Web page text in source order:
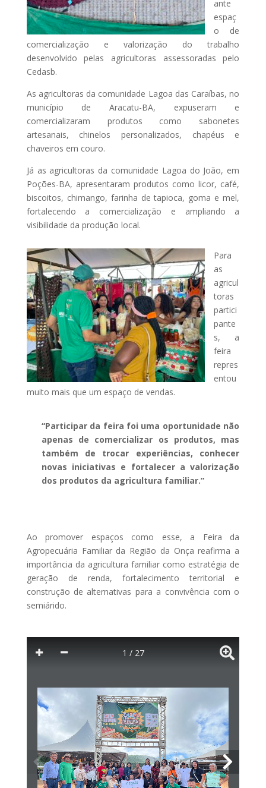
ante
espaç
o de
comercialização e valorização do trabalho
desenvolvido pelas agricultoras assessoradas pelo
Cedasb.
As agricultoras da comunidade Lagoa das Caraíbas, no
município de Aracatu-BA, expuseram e
comercializaram produtos como sabonetes
artesanais, chinelos personalizados, chapéus e
chaveiros em couro.
Já as agricultoras da comunidade Lagoa do João, em
Poções-BA, apresentaram produtos como licor, café,
biscoitos, chimango, farinha de tapioca, goma e mel,
fortalecendo a comercialização e ampliando a
visibilidade da produção local.
Para
as
agricul
toras
partici
pante
s, a
feira
repres
entou
muito mais que um espaço de vendas.
“Participar da feira foi uma oportunidade não
apenas de comercializar os produtos, mas
também de trocar experiências, conhecer
novas iniciativas e fortalecer a valorização
dos produtos da agricultura familiar.”
Ao promover espaços como esse, a Feira da
Agropecuária Familiar da Região da Onça reafirma a
importância da agricultura familiar como estratégia de
geração de renda, fortalecimento territorial e
construção de alternativas para a convivência com o
semiárido.
1 / 27